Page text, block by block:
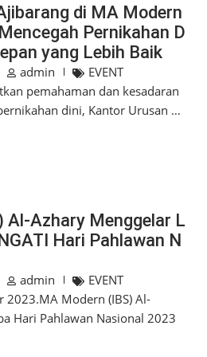
di MA Modern
Pernikahan D
yang Lebih Baik
admin
EVENT
pemahaman dan kesadaran
dini, Kantor Urusan …
Al-Azhary Menggelar L
Hari Pahlawan N
admin
EVENT
2023.MA Modern (IBS) Al-
Hari Pahlawan Nasional 2023